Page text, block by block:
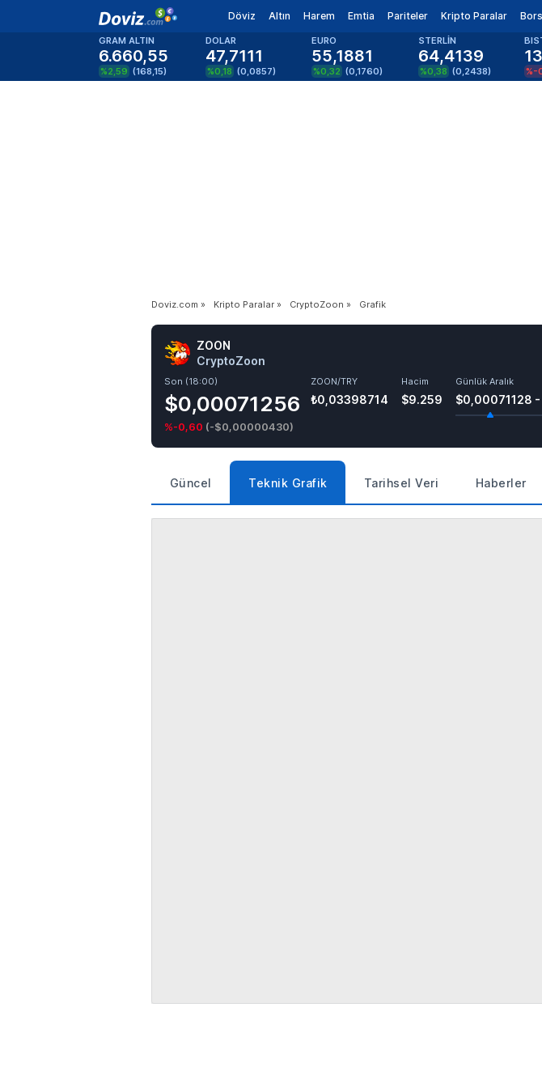
Döviz Altın Harem Emtia Pariteler Kripto Paralar
GRAM ALTIN
6.660,55
%2,59 (168,15)
DOLAR
47,7111
%0,18 (0,0857)
EURO
55,1881
%0,32 (0,1760)
STERLİN
64,4139
%0,38 (0,2438) %-
Doviz.com » Kripto Paralar » CryptoZoon » Grafik
ZOON
CryptoZoon
Son (18:00)
$0,00071256
%-0,60 (-$0,00000430)
ZOON/TRY
₺0,03398714
Hacim
$9.259
Günlük Aralık
$0,00071128
Güncel Teknik Grafik Tarihsel Veri Haberler